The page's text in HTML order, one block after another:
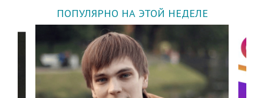
ПОПУЛЯРНО НА ЭТОЙ НЕДЕЛЕ